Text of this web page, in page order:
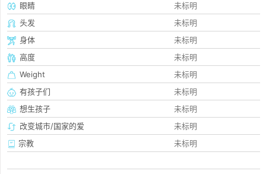
眼睛
未标明
头发
未标明
身体
未标明
高度
未标明
Weight
未标明
有孩子们
未标明
想生孩子
未标明
改变城市/国家的爱
未标明
宗教
未标明